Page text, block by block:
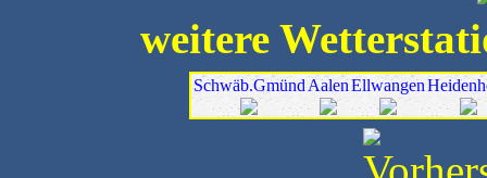
weitere
Schwäb.Gmünd AalenEllwangen